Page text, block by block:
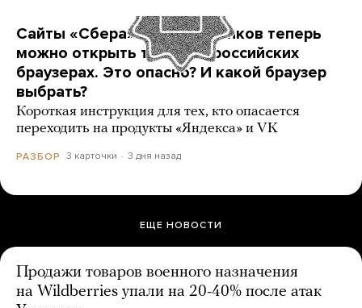
Сайты «Сбера» и других банков теперь
можно открыть только в российских
браузерах. Это опасно? И какой браузер
выбрать?
Короткая инструкция для тех, кто опасается
переходить на продукты «Яндекса» и VK
РАЗБОР 3 карточки 3 дня назад
ЕЩЕ НОВОСТИ
Продажи товаров военного назначения
на Wildberries упали на 20-40% после атак